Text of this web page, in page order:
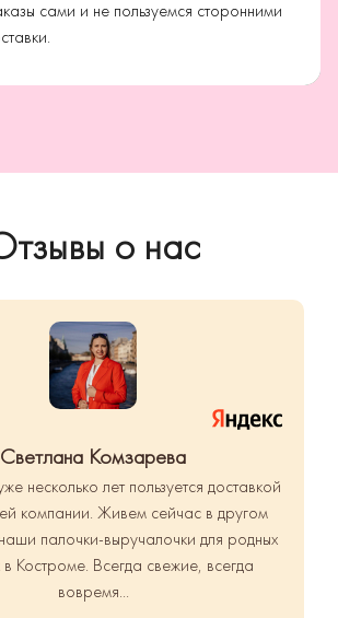
сами и не пользуемся сторонними
о нас
Светлана Комзарева
несколько лет пользуется доставкой
компании. Живем сейчас в другом
палочки-выручалочки для родных
в Костроме. Всегда свежие, всегда
вовремя...